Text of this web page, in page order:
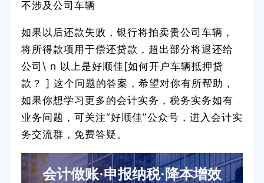
不涉及公司车辆
如果以后还款失败，银行将拍卖贵公司车辆，
将所得款项用于偿还贷款，超出部分将退还给
公司\ n 以上是好顺佳[如何开户车辆抵押贷
款？ ] 这个问题的答案，希望对你有所帮助，
如果你想学习更多的会计实务，税务实务如有
业务问题，可关注“好顺佳”公众号，进入会计实
务交流群，免费答疑。
会计做账·申报纳税·降本增效